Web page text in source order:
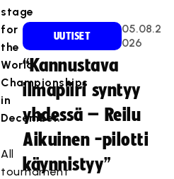
stage
for
the
World
Championships
in
December.
All
tournament
UUTISET
05.08.2
026
“Kannustava
ilmapiiri syntyy
yhdessä – Reilu
Aikuinen -pilotti
käynnistyy”